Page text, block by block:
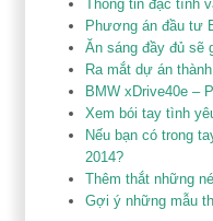
Thông tin đặc tính
Phương án đầu tư
Ăn sáng đầy đủ sẽ
Ra mắt dự án
BMW xDrive40e –
Xem bói tay tình
Nếu bạn có trong
2014?
Thêm thắt những
Gợi ý những mẫu